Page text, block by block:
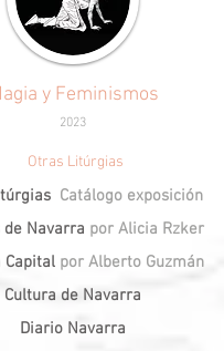
y Feminismos
2023
Otras Litúrgias
Catálogo exposición
Navarra por Alicia Rzker
Capital por Alberto Guzmán
Cultura de Navarra
Diario Navarra